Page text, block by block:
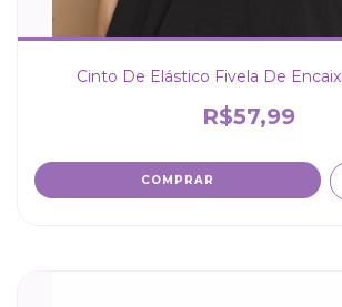
Cinto De Elástico Fivela De
R$57,99
COMPRAR